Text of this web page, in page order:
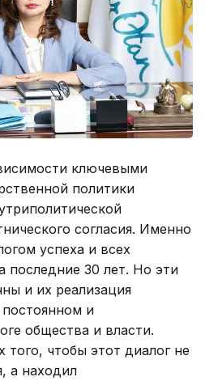
ключевыми
политики
согласия. Именно
успеха и всех
последние 30 лет. Но эти
и их реализация
и
общества и власти.
чтобы этот диалог не
а находил